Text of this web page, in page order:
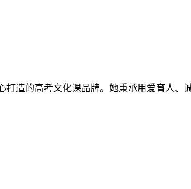
打造的高考文化课品牌。她秉承用爱育人